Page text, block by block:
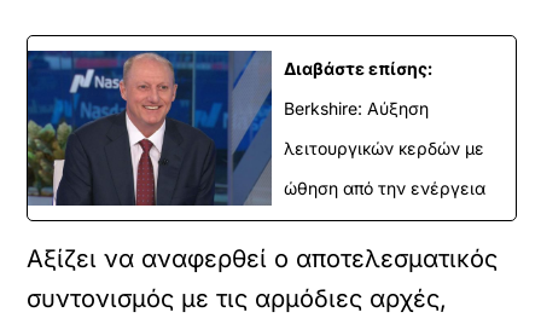
Διαβάστε επίσης:
Berkshire: Αύξηση
λειτουργικών κερδών με
ώθηση από την ενέργεια
Αξίζει να αναφερθεί ο αποτελεσματικός
συντονισμός με τις αρμόδιες αρχές,